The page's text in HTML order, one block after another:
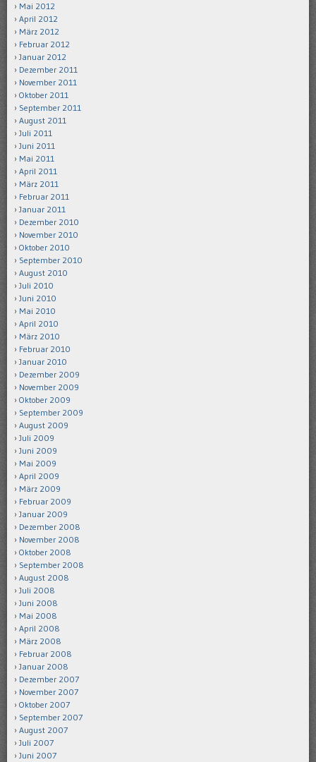
Mai 2012
April 2012
März 2012
Februar 2012
Januar 2012
Dezember 2011
November 2011
Oktober 2011
September 2011
August 2011
Juli 2011
Juni 2011
Mai 2011
April 2011
März 2011
Februar 2011
Januar 2011
Dezember 2010
November 2010
Oktober 2010
September 2010
August 2010
Juli 2010
Juni 2010
Mai 2010
April 2010
März 2010
Februar 2010
Januar 2010
Dezember 2009
November 2009
Oktober 2009
September 2009
August 2009
Juli 2009
Juni 2009
Mai 2009
April 2009
März 2009
Februar 2009
Januar 2009
Dezember 2008
November 2008
Oktober 2008
September 2008
August 2008
Juli 2008
Juni 2008
Mai 2008
April 2008
März 2008
Februar 2008
Januar 2008
Dezember 2007
November 2007
Oktober 2007
September 2007
August 2007
Juli 2007
Juni 2007